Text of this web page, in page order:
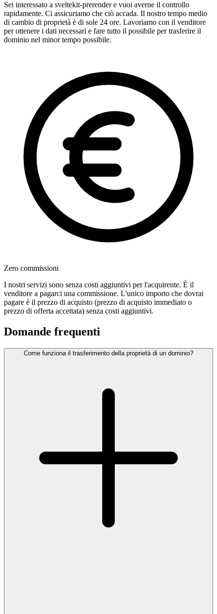
Sei interessato a sveltekit-prerender e vuoi averne il controllo
rapidamente. Ci assicuriamo che ciò accada. Il nostro tempo medio
di cambio di proprietà è di sole 24 ore. Lavoriamo con il venditore
per ottenere i dati necessari e fare tutto il possibile per trasferire il
dominio nel minor tempo possibile.
Zero commissioni
I nostri servizi sono senza costi aggiuntivi per l'acquirente. È il
venditore a pagarci una commissione. L'unico importo che dovrai
pagare è il prezzo di acquisto (prezzo di acquisto immediato o
prezzo di offerta accettata) senza costi aggiuntivi.
Domande frequenti
Come funziona il trasferimento della proprietà di un dominio?